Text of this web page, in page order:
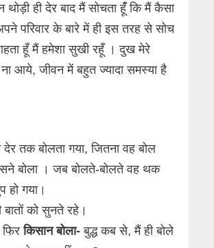
थोड़ी ही देर बाद मैं सोचता हूंँ कि मैं कैसा
परिवार के बारे में ही इस तरह से सोच
हूँ मैं हमेशा सुखी रहूँ । दुख मेरे
आये, जीवन में बहुत ज्यादा समस्या है
देर तक बोलता गया, जितना वह बोल
बोला । जब बोलते-बोलते वह थक
हो गया।
बातों को सुनते रहे।
फिरकिसान बोला- बुद्ध कब से, मैं ही बोले